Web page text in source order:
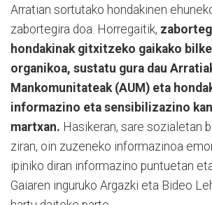
Arratian sortutako hondakinen
zabortegira doa. Horregaitik,
hondakinak gitxitzeko gaikako
organikoa, sustatu gura dau
Mankomunitateak (AUM) eta
informazino eta sensibilizazino
martxan. Hasikeran, sare sozialetan
ziran, oin zuzeneko informazinoa
ipiniko diran informazino puntuetan
Gaiaren inguruko Argazki eta Bideo